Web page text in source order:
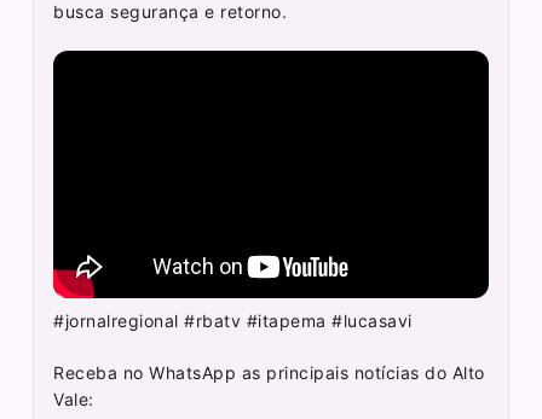
busca segurança e retorno.
#jornalregional #rbatv #itapema #lucasavi
Receba no WhatsApp as principais notícias do Alto
Vale: